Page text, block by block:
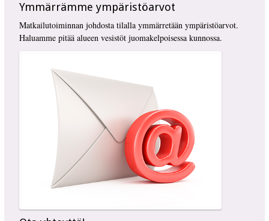
Ymmärrämme ympäristöarvot
Matkailutoiminnan johdosta tilalla ymmärretään ympäristöarvot.
Haluamme pitää alueen vesistöt juomakelpoisessa kunnossa.